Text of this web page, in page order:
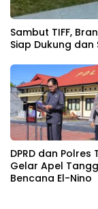
Sambut TIFF,
Siap Dukung dan
DPRD dan Polres
Gelar Apel
Bencana El-Nino